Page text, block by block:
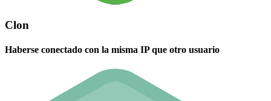
Clon
Haberse conectado con la misma IP que otro usuario